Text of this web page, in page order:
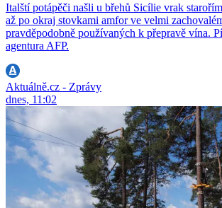
Italští potápěči našli u břehů Sicílie vrak
až po okraj stovkami amfor ve velmi
pravděpodobně používaných k přepravě vína.
agentura AFP.
Aktuálně.cz - Zprávy
dnes, 11:02